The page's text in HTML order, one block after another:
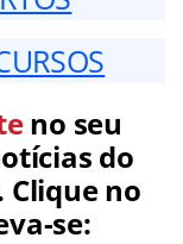
no seu
do
Clique no
se: